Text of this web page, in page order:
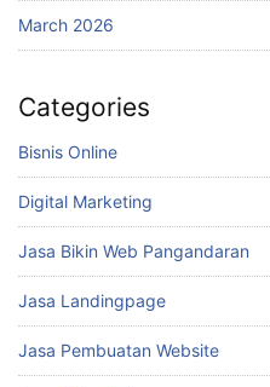
March 2026
Categories
Bisnis Online
Digital Marketing
Jasa Bikin Web Pangandaran
Jasa Landingpage
Jasa Pembuatan Website